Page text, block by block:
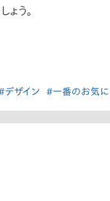
う。
デザイン #一番のお気に